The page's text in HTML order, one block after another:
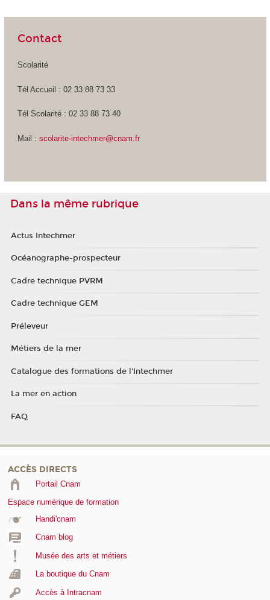
Contact
Scolarité
Tél Accueil : 02 33 88 73 33
Tél Scolarité : 02 33 88 73 40
Mail : scolarite-intechmer@cnam.fr
Dans la même rubrique
Actus Intechmer
Océanographe-prospecteur
Cadre technique PVRM
Cadre technique GEM
Préleveur
Métiers de la mer
Catalogue des formations de l'Intechmer
La mer en action
FAQ
ACCÈS DIRECTS
Portail Cnam
Espace numérique de formation
Handi'cnam
Cnam blog
Musée des arts et métiers
La boutique du Cnam
Accès à Intracnam